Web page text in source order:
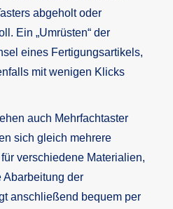
abgeholt oder
Ein „Umrüsten“ der
eines Fertigungsartikels,
mit wenigen Klicks
auch Mehrfachtaster
sich gleich mehrere
verschiedene Materialien,
Abarbeitung der
anschließend bequem per